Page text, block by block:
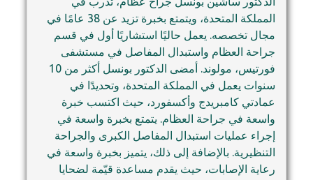
المملكة المتحدة، ويتمتع بخبرة تزيد عن 38 عامًا في
مجال تخصصه. يعمل حاليًا استشاريًا أول في قسم
جراحة العظام واستبدال المفاصل في مستشفى
فورتيس، مولوند. أمضى الدكتور بونسل أكثر من 10
سنوات يعمل في المملكة المتحدة، وتحديدًا في
عمادتي كامبريدج وأكسفورد، حيث اكتسب خبرة
واسعة في جراحة العظام. يتمتع بخبرة واسعة في
إجراء عمليات استبدال المفاصل الكبرى والجراحة
التنظيرية. بالإضافة إلى ذلك، يتميز بخبرة واسعة في
رعاية الإصابات، حيث يقدم مساعدة قيّمة لضحايا